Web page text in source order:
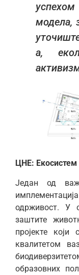
модела,
а,
ЦНЕ:
Један од
одрживост. У
заштите
пројекте
квалитетом
образовних